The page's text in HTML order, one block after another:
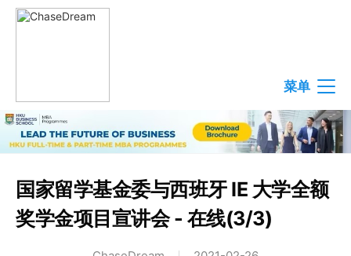
菜单
国家留学基金委与西班牙 IE 大学全额
奖学金项目宣讲会 - 在线(3/3)